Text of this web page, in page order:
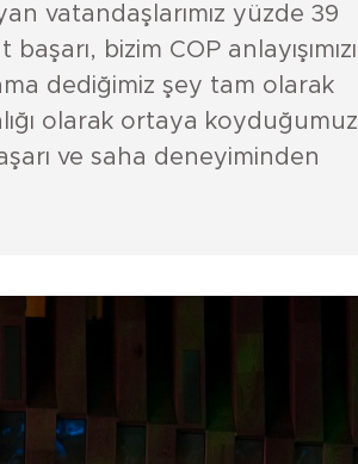
vatandaşlarımız yüzde 39
bizim COP anlayışımızı
dediğimiz şey tam olarak
olarak ortaya koyduğumuz
ve saha deneyiminden